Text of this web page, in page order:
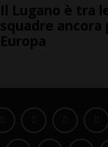
Il Lugano è tra
squadre
Europa